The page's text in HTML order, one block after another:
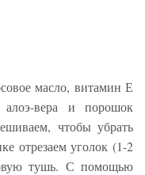
масло, витамин Е
вера и порошок
чтобы убрать
отрезаем уголок (1-2
тушь. С помощью